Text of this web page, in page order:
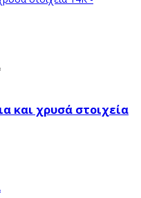
και χρυσά στοιχεία